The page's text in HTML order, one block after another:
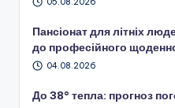
05.08.2026
Пансіонат для літніх
до професійного
04.08.2026
До 38° тепла: прогноз